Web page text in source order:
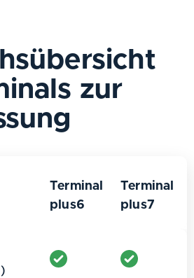
zur
Terminal
plus6
Terminal
plus7
plus6
plus7